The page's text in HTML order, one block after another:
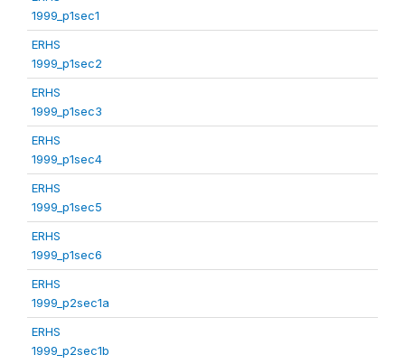
1999_p1sec1
ERHS
1999_p1sec2
ERHS
1999_p1sec3
ERHS
1999_p1sec4
ERHS
1999_p1sec5
ERHS
1999_p1sec6
ERHS
1999_p2sec1a
ERHS
1999_p2sec1b